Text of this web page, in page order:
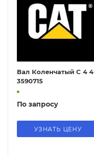
Вал Коленчатый C 4 4
3590715
По запросу
УЗНАТЬ ЦЕНУ